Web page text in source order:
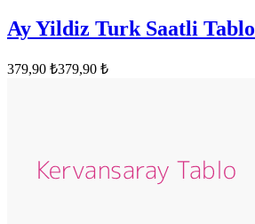
Ay Yildiz Turk Saatli Tablo
379,90 ₺379,90 ₺